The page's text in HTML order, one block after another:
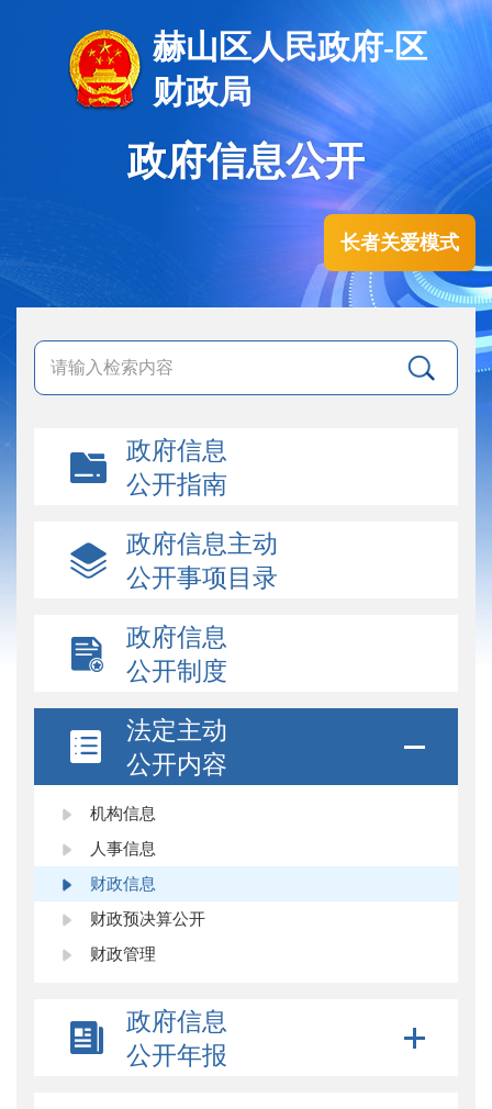
赫山区人民政府-区
财政局
政府信息公开
长者关爱模式
政府信息
公开指南
政府信息主动
公开事项目录
政府信息
公开制度
法定主动
公开内容
机构信息
人事信息
财政信息
财政预决算公开
财政管理
政府信息
公开年报